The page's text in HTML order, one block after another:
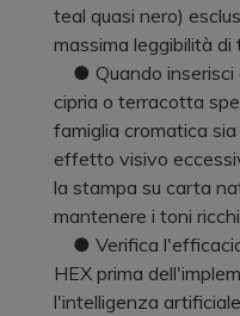
teal quasi nero)
massima leggibilità
● Quando inserisci
cipria o terracotta
famiglia cromatica
effetto visivo
la stampa su carta
mantenere i toni ricchi
● Verifica
HEX prima
l'intelligenza